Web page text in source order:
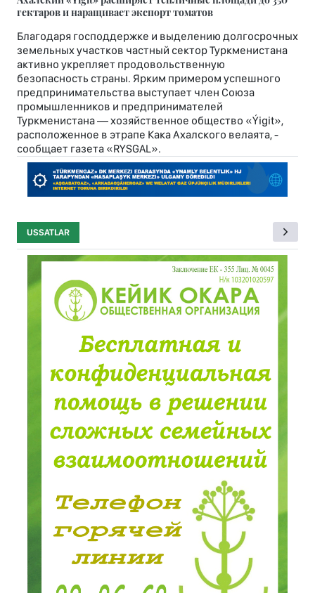
гектаров и наращивает экспорт томатов
Благодаря господдержке и выделению долгосрочных
земельных участков частный сектор Туркменистана
активно укрепляет продовольственную
безопасность страны. Ярким примером успешного
предпринимательства выступает член Союза
промышленников и предпринимателей
Туркменистана — хозяйственное общество «Ýigit»,
расположенное в этрапе Кака Ахалского велаята, -
сообщает газета «RYSGAL».
USSATLAR